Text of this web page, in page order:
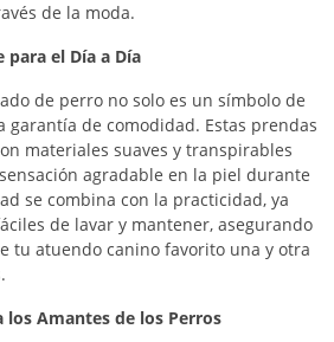
de la moda.
el Día a Día
de perro no solo es un símbolo de
garantía de comodidad. Estas prendas
materiales suaves y transpirables
agradable en la piel durante
se combina con la practicidad, ya
de lavar y mantener, asegurando
tu atuendo canino favorito una y otra
los Amantes de los Perros